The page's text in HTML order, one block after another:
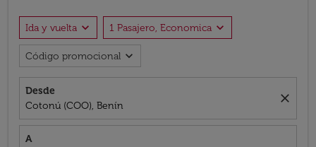
Ida y vuelta expand_more 1 Pasajero, Economica expand_more
Código promocional expand_more
Desde
Cotonú (COO), Benín
close
A